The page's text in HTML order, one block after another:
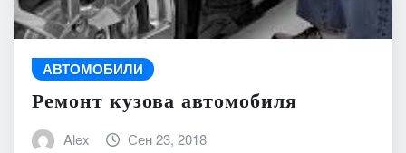
АВТОМОБИЛИ
Ремонт кузова автомобиля
Alex Сен 23, 2018